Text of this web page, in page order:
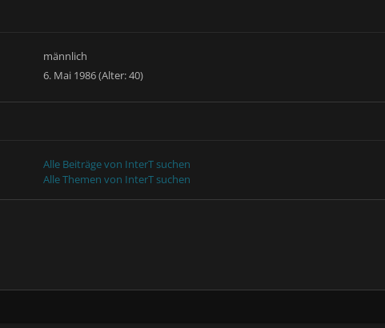
männlich
6. Mai 1986 (Alter: 40)
Alle Beiträge von InterT suchen
Alle Themen von InterT suchen